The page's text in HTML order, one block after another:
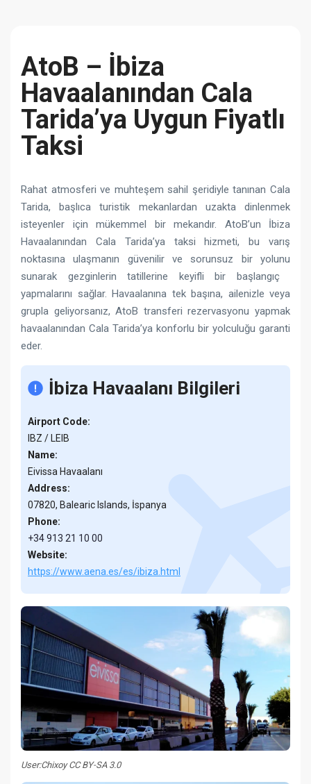
AtoB – İbiza
Havaalanından Cala
Tarida’ya Uygun Fiyatlı
Taksi
Rahat atmosferi ve muhteşem sahil şeridiyle tanınan Cala
Tarida, başlıca turistik mekanlardan uzakta dinlenmek
isteyenler için mükemmel bir mekandır. AtoB’un İbiza
Havaalanından Cala Tarida’ya taksi hizmeti, bu varış
noktasına ulaşmanın güvenilir ve sorunsuz bir yolunu
sunarak gezginlerin tatillerine keyifli bir başlangıç ​​
yapmalarını sağlar. Havaalanına tek başına, ailenizle veya
grupla geliyorsanız, AtoB transferi rezervasyonu yapmak
havaalanından Cala Tarida’ya konforlu bir yolculuğu garanti
eder.
İbiza Havaalanı Bilgileri
Airport Code:
IBZ / LEIB
Name:
Eivissa Havaalanı
Address:
07820, Balearic Islands, İspanya
Phone:
+34 913 21 10 00
Website:
https://www.aena.es/es/ibiza.html
User:Chixoy CC BY-SA 3.0